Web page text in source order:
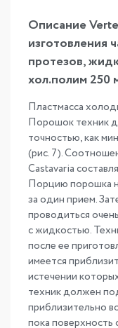
Описание
изготовления
протезов,
хол.полим 250
Пластмасса
Порошок техник
точностью, как
(рис. 7).
Castavaria
Порцию порошка
за один прием.
проводиться
с жидкостью.
после ее
имеется
истечении
техник должен
приблизительно
пока поверхность